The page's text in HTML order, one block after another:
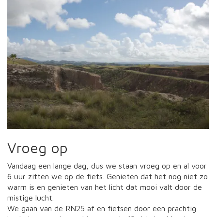
Vroeg op
Vandaag een lange dag, dus we staan vroeg op en al voor
6 uur zitten we op de fiets. Genieten dat het nog niet zo
warm is en genieten van het licht dat mooi valt door de
mistige lucht.
We gaan van de RN25 af en fietsen door een prachtig